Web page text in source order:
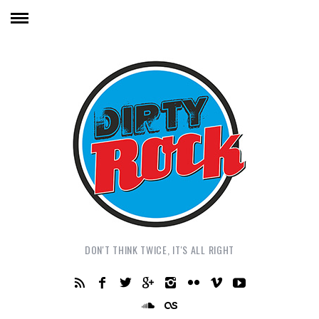
DON'T THINK TWICE, IT'S ALL RIGHT